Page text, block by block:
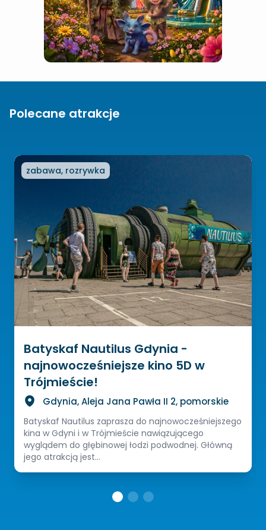
Polecane atrakcje
zabawa, rozrywka
Batyskaf Nautilus Gdynia -
najnowocześniejsze kino 5D w
Trójmieście!
Gdynia, Aleja Jana Pawła II 2, pomorskie
Batyskaf Nautilus zaprasza do najnowocześniejszego
kina w Gdyni i w Trójmieście nawiązującego
wyglądem do głębinowej łodzi podwodnej. Główną
jego atrakcją jest...